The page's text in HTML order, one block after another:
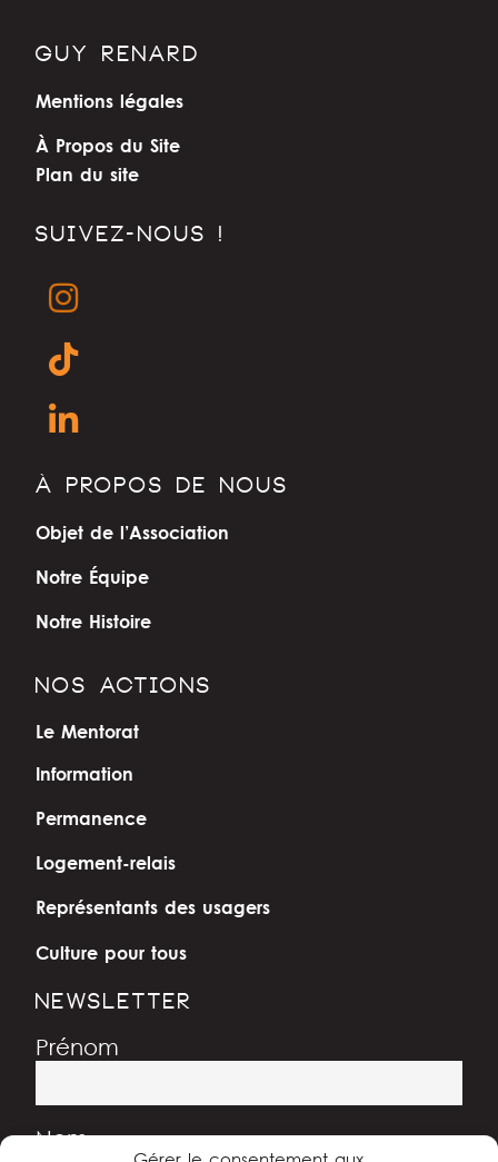
GUY RENARD
Mentions légales
À Propos du Site
Plan du site
SUIVEZ-NOUS !
À PROPOS DE NOUS
Objet de l’Association
Notre Équipe
Notre Histoire
NOS ACTIONS
Le Mentorat
Information
Permanence
Logement-relais
Représentants des usagers
Culture pour tous
NEWSLETTER
Prénom
Nom